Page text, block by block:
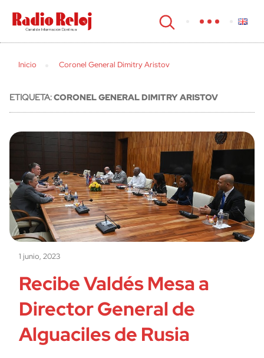
cerrar
Inicio Coronel General Dimitry Aristov
ETIQUETA:CORONEL GENERAL DIMITRY ARISTOV
1 junio, 2023
Recibe Valdés Mesa a
Director General de
Alguaciles de Rusia